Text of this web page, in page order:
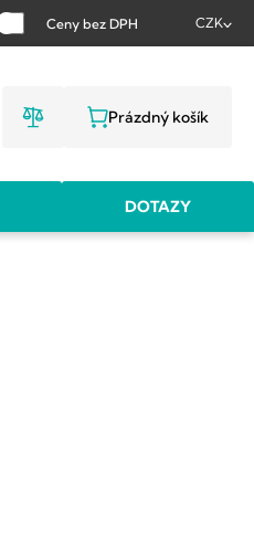
Ceny bez DPH CZK
NÁKUPNÍ
Prázdný košík
DOTAZY